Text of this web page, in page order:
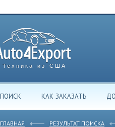
Техника из США
ПОИСК КАК ЗАКАЗАТЬ
ГЛАВНАЯ РЕЗУЛЬТАТ ПОИСКА